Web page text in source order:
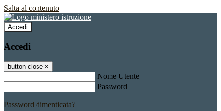
Salta al contenuto
Accedi
Accedi
button close ×
Nome Utente
Password
Password dimenticata?